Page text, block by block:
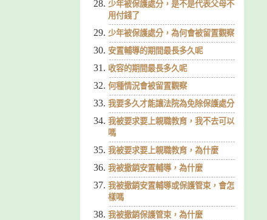
少年被保護處分，是不是代表父母不
用付錢了
少年被保護處分，為何會被留置觀察
安置輔導的期間最長多久呢
收容的期間最長多久呢
何種情況會被留置觀察
我要多久才能讓法院為免除保護處分
我被要求要上親職教育，我不去可以
嗎
我被要求要上親職教育，為什麼
我被撤銷安置輔導，為什麼
我被撤銷安置輔導或保護管束，會怎
樣嗎
我被撤銷保護管束，為什麼